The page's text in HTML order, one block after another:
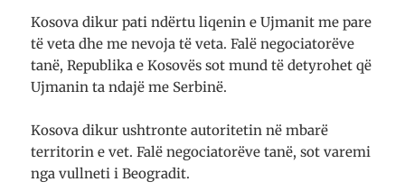
Kosova dikur pati ndërtu liqenin e Ujmanit me pare
të veta dhe me nevoja të veta. Falë negociatorëve
tanë, Republika e Kosovës sot mund të detyrohet që
Ujmanin ta ndajë me Serbinë.
Kosova dikur ushtronte autoritetin në mbarë
territorin e vet. Falë negociatorëve tanë, sot varemi
nga vullneti i Beogradit.